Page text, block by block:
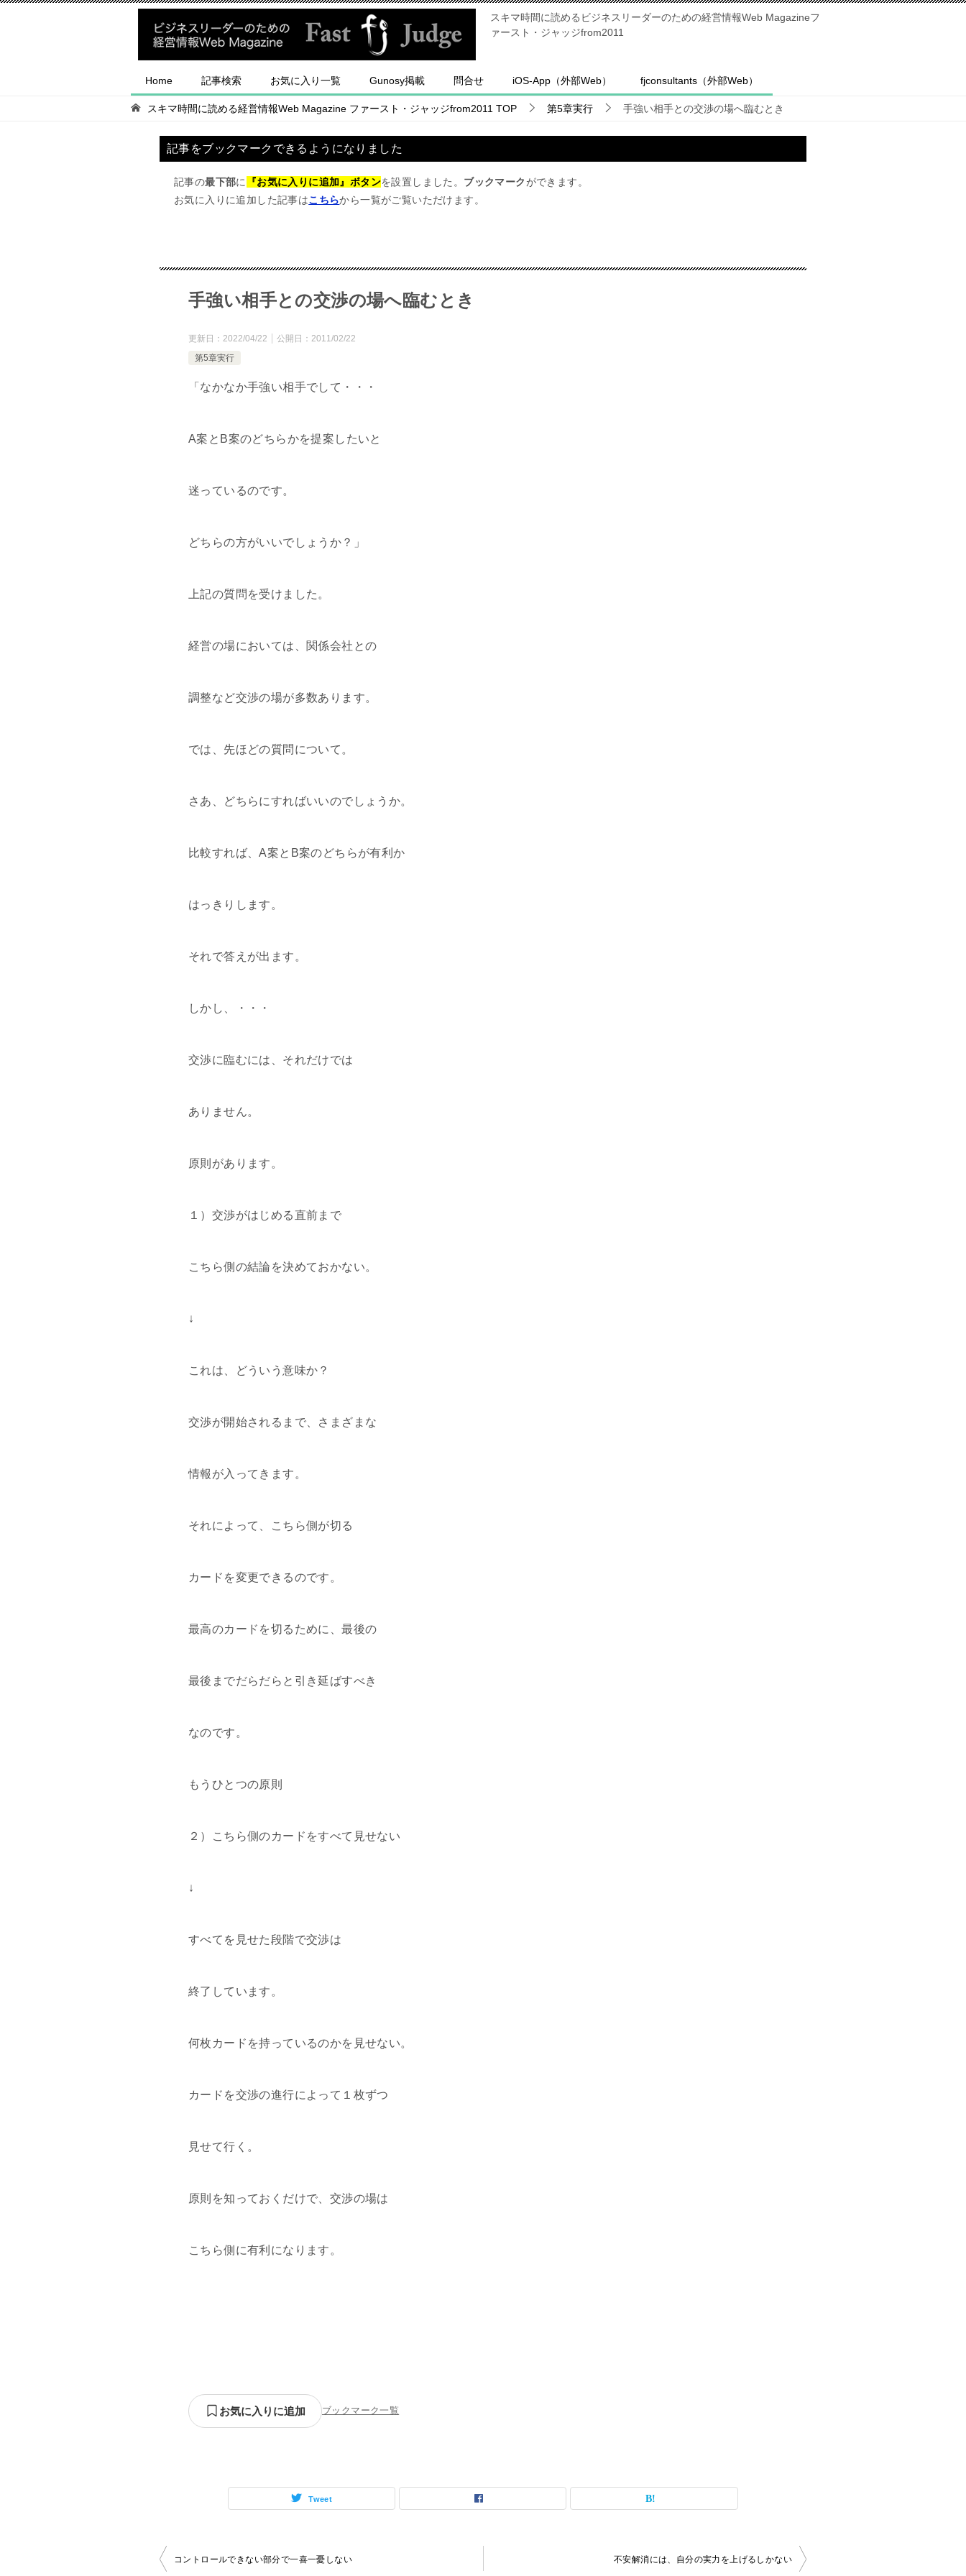
スキマ時間に読めるビジネスリーダーのための経営情報Web Magazineフ
ァースト・ジャッジfrom2011
Home 記事検索 お気に入り一覧 Gunosy掲載 問合せ iOS-App（外部Web） fjconsultants（外部Web）
スキマ時間に読める経営情報Web Magazine ファースト・ジャッジfrom2011 TOP 第5章実行 手強い相手との交渉の場へ臨むとき
記事をブックマークできるようになりました
記事の最下部に 『お気に入りに追加』ボタンを設置しました。 ブックマーク ができます。
お気に入りに追加した記事はこちらから一覧がご覧いただけます。
手強い相手との交渉の場へ臨むとき
更新日： 2022/04/22 公開日： 2011/02/22
第5章実行
「なかなか手強い相手でして・・・
A案とB案のどちらかを提案したいと
迷っているのです。
どちらの方がいいでしょうか？」
上記の質問を受けました。
経営の場においては、関係会社との
調整など交渉の場が多数あります。
では、先ほどの質問について。
さあ、どちらにすればいいのでしょうか。
比較すれば、A案とB案のどちらが有利か
はっきりします。
それで答えが出ます。
しかし、・・・
交渉に臨むには、それだけでは
ありません。
原則があります。
１）交渉がはじめる直前まで
こちら側の結論を決めておかない。
↓
これは、どういう意味か？
交渉が開始されるまで、さまざまな
情報が入ってきます。
それによって、こちら側が切る
カードを変更できるのです。
最高のカードを切るために、最後の
最後までだらだらと引き延ばすべき
なのです。
もうひとつの原則
２）こちら側のカードをすべて見せない
↓
すべてを見せた段階で交渉は
終了しています。
何枚カードを持っているのかを見せない。
カードを交渉の進行によって１枚ずつ
見せて行く。
原則を知っておくだけで、交渉の場は
こちら側に有利になります。
お気に入りに追加 ブックマーク一覧
Tweet
投
コントロールできない部分で一喜一憂しない 不安解消には、自分の実力を上げるしかない